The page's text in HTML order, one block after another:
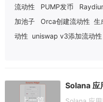
流动性
PUMP发币
加池子
Orca创建流动性 生
动性 uniswap v3添加流动性